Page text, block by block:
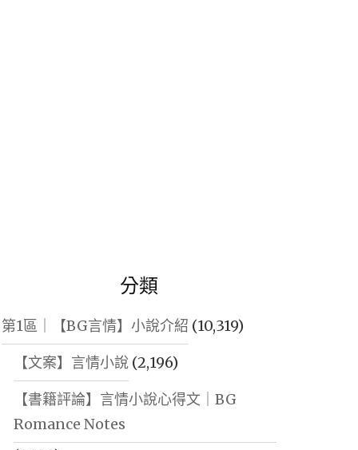
分類
第1區｜【BG言情】小說介紹 (10,319)
【文案】言情小說(2,196)
【書籍評論】言情小說心得文｜BG
Romance Notes